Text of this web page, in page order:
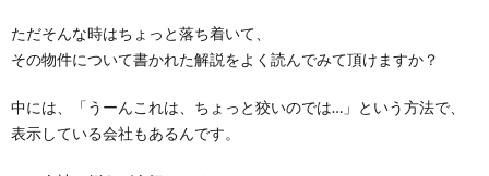
ただそんな時はちょっと落ち着いて、
その物件について書かれた解説をよく読んでみて頂けますか？
中には、「うーんこれは、ちょっと狡いのでは…」という方法で、
表示している会社もあるんです。